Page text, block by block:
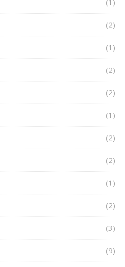
(1)
(2)
(1)
(2)
(2)
(1)
(2)
(2)
(1)
(2)
(3)
(9)